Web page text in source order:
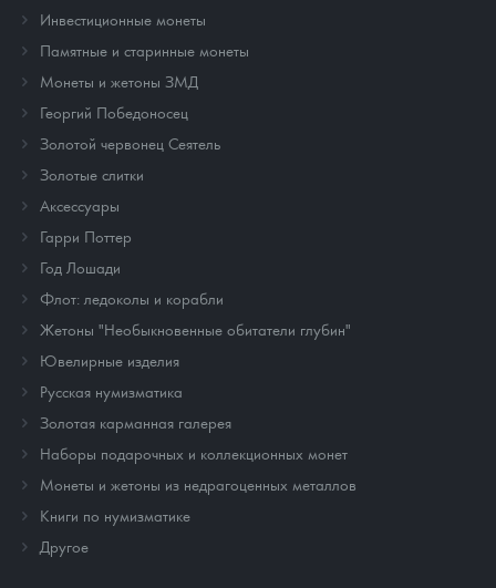
Инвестиционные монеты
Памятные и старинные монеты
Монеты и жетоны ЗМД
Георгий Победоносец
Золотой червонец Сеятель
Золотые слитки
Аксессуары
Гарри Поттер
Год Лошади
Флот: ледоколы и корабли
Жетоны "Необыкновенные обитатели глубин"
Ювелирные изделия
Русская нумизматика
Золотая карманная галерея
Наборы подарочных и коллекционных монет
Монеты и жетоны из недрагоценных металлов
Книги по нумизматике
Другое